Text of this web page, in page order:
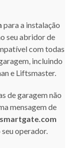
para a instalação
seu abridor de
com todas
incluindo
e Liftsmaster.
de garagem não
mensagem de
operador.